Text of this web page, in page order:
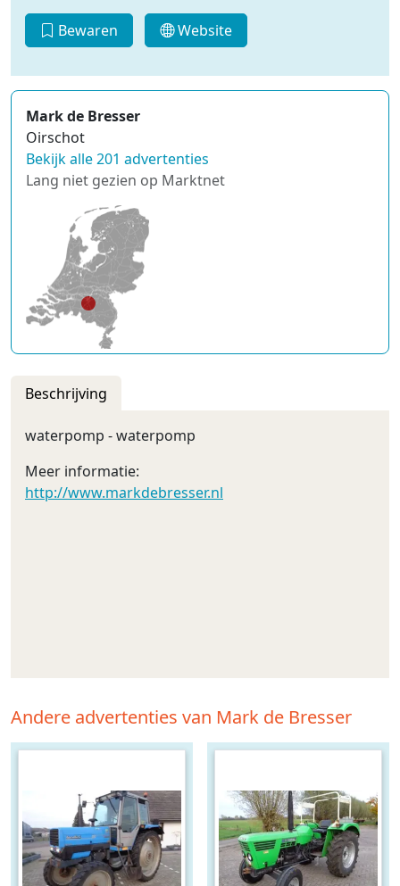
Bewaren Website
Mark de Bresser
Oirschot
Bekijk alle 201 advertenties
Lang niet gezien op Marktnet
Beschrijving
waterpomp - waterpomp
Meer informatie:
http://www.markdebresser.nl
Andere advertenties van Mark de Bresser